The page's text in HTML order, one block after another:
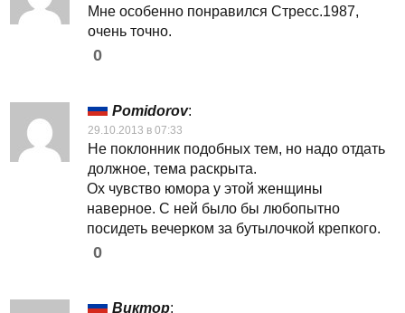
Мне особенно понравился Стресс.1987,
очень точно.
0
Pomidorov:
29.10.2013 в 07:33
Не поклонник подобных тем, но надо отдать
должное, тема раскрыта.
Ох чувство юмора у этой женщины
наверное. С ней было бы любопытно
посидеть вечерком за бутылочкой крепкого.
0
Виктор: